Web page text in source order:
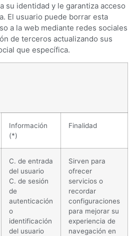
su identidad y le garantiza acceso
El usuario puede borrar esta
a la web mediante redes sociales
de terceros actualizando sus
que específica.
Información
(*)
Finalidad
C. de entrada
del usuario
C. de sesión
de
autenticación
o
identificación
del usuario
Sirven para
ofrecer
servicios o
recordar
configuraciones
para mejorar su
experiencia de
navegación en